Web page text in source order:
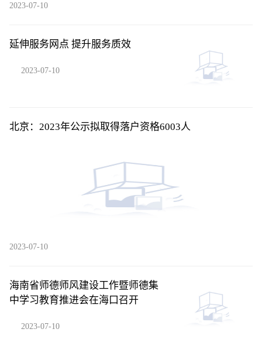
2023-07-10
延伸服务网点 提升服务质效
2023-07-10
北京：2023年公示拟取得落户资格6003人
2023-07-10
海南省师德师风建设工作暨师德集
中学习教育推进会在海口召开
2023-07-10